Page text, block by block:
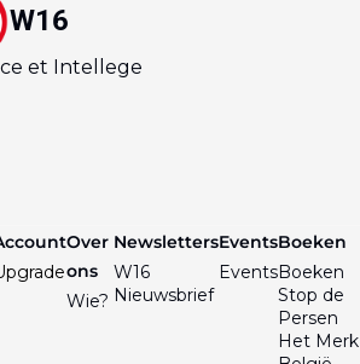
W16
et Intellege
Over
ons
Wie?
Newsletters
W16
Nieuwsbrief
Events
Events
Boeken
Boeken
Stop de
Persen
Het Merk